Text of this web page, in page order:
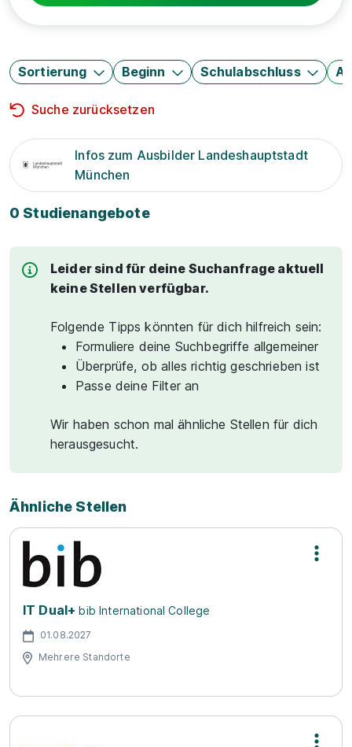
Sortierung Beginn Schulabschluss
Suche zurücksetzen
Infos zum Ausbilder Landeshauptstadt
München
0 Studienangebote
Leider sind für deine Suchanfrage aktuell
keine Stellen verfügbar.
Folgende Tipps könnten für dich hilfreich sein:
Formuliere deine Suchbegriffe allgemeiner
Überprüfe, ob alles richtig geschrieben ist
Passe deine Filter an
Wir haben schon mal ähnliche Stellen für dich
herausgesucht.
Ähnliche Stellen
IT Dual+ bib International College
01.08.2027
Mehrere Standorte